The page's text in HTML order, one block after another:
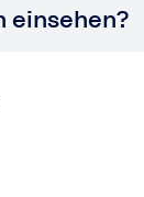
einsehen?